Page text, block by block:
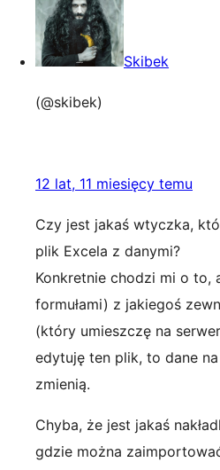
Skibek
(@skibek)
12 lat, 11 miesięcy temu
Czy jest jakaś wtyczka,
plik Excela z danymi?
Konkretnie chodzi mi o to,
formułami) z jakiegoś
(który umieszczę na
edytuję ten plik, to dane
zmienią.
Chyba, że jest jakaś
gdzie można